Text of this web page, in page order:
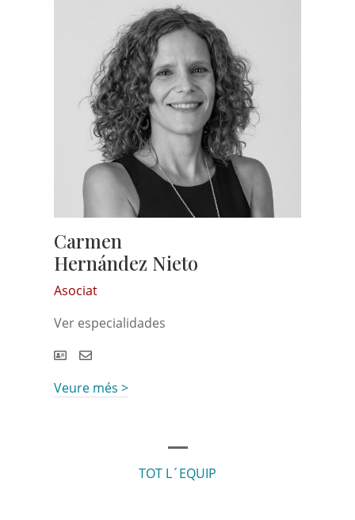
Carmen
Hernández Nieto
Asociat
Ver especialidades
Veure més >
TOT L´EQUIP